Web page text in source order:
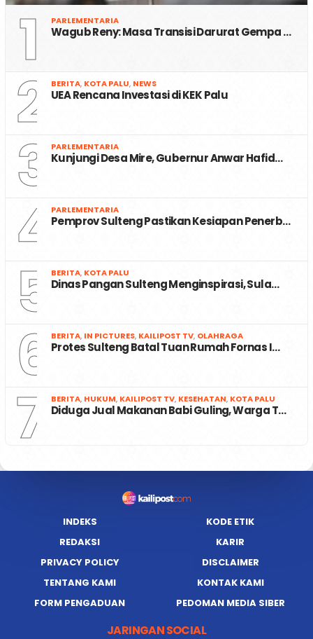
1 PARLEMENTARIA
Wagub Reny: Masa Transisi Darurat Gempa …
2 BERITA, KOTA PALU, NEWS
UEA Rencana Investasi di KEK Palu
3 PARLEMENTARIA
Kunjungi Desa Mire, Gubernur Anwar Hafid…
4 PARLEMENTARIA
Pemprov Sulteng Pastikan Kesiapan Penerb…
5 BERITA, KOTA PALU
Dinas Pangan Sulteng Menginspirasi, Sula…
6 BERITA, IN PICTURES, KAILIPOST TV, OLAHRAGA
Protes Sulteng Batal Tuan Rumah Fornas I…
7 BERITA, HUKUM, KAILIPOST TV, KESEHATAN, KOTA PALU
Diduga Jual Makanan Babi Guling, Warga T…
INDEKS
KODE ETIK
REDAKSI
KARIR
PRIVACY POLICY
DISCLAIMER
TENTANG KAMI
KONTAK KAMI
FORM PENGADUAN
PEDOMAN MEDIA SIBER
JARINGAN SOCIAL